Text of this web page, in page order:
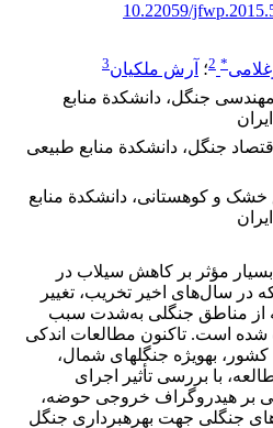
10.22059/
*
2؛ آرش ملکیان3
جنگل، دانشکدة منابع
جنگل، دانشکدة منابع طبیعی
خشک و کوهستانی، دانشکدة منابع
مؤثر بر کاهش سیلاب در
سال‌های اخیر تخریب، تغییر
از مناطق جنگلی به‌شدت سبب
شده است. تاکنون مطالعات اندکی
به‏ویژه جنگل‏های شمال،
با بررسی تأثیر اجرای
بر هیدروگراف خروجی حوضه،
جنگلی جهت بهره‏برداری جنگل